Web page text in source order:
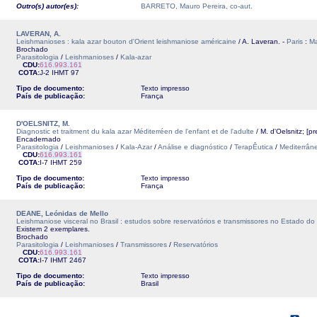
Outro(s) autor(es): BARRETO, Mauro Pereira, co-aut.
LAVERAN, A.
Leishmanioses : kala azar bouton d'Orient leishmaniose américaine / A. Laveran. - Paris :
Brochado
Parasitologia / Leishmanioses / Kala-azar
CDU:616.993.161
COTA:J-2 IHMT 97
Tipo de documento:
Texto impresso
País de publicação:
França
D'OELSNITZ, M.
Diagnostic et traitment du kala azar Méditerréen de l'enfant et de l'adulte / M. d'Oelsnitz;
Encadernado
Parasitologia / Leishmanioses / Kala-Azar/Análise e diagnóstico / TerapÊutica /
CDU:616.993.161
COTA:I-7 IHMT 259
Tipo de documento:
Texto impresso
País de publicação:
França
DEANE, Leónidas de Mello
Leishmaniose visceral no Brasil : estudos sobre reservatórios e transmissores no Estado do
Existem 2 exemplares.
Brochado
Parasitologia / Leishmanioses / Transmissores / Reservatórios
CDU:616.993.161
COTA:I-7 IHMT 2467
Tipo de documento:
Texto impresso
País de publicação:
Brasil